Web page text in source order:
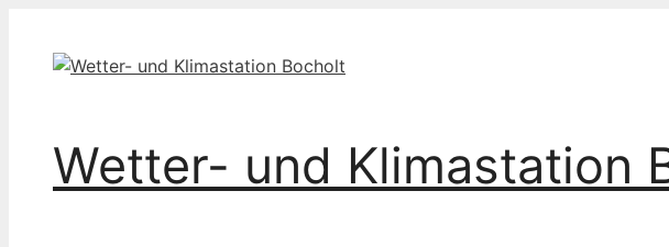
springen
Wetter- und Klimastation